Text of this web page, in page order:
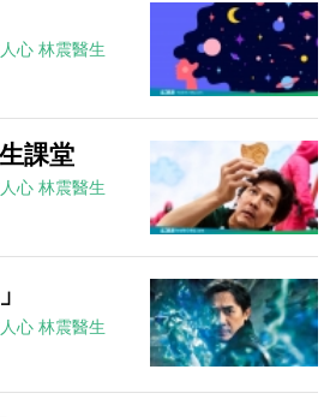
心 林震醫生
課堂
心 林震醫生
心 林震醫生